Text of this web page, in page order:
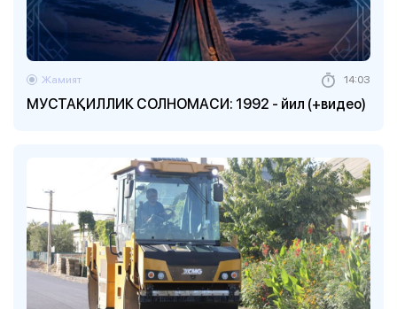
МУСТАҚИЛЛИК СОЛНОМАСИ: 1992 - йил (+видео)
Жамият 14:03